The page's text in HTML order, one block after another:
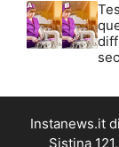
Instanews.it
Sistina